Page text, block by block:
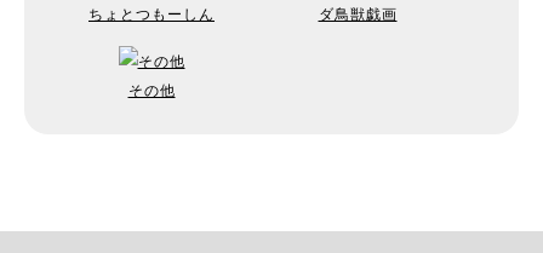
ちょとつもーしん ダ鳥獣戯画
その他